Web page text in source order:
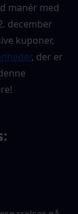
manér med
december
kuponer,
, der er